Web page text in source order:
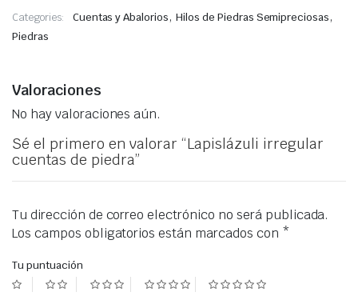
Categories: Cuentas y Abalorios,Hilos de Piedras Semipreciosas,
Piedras
Valoraciones
No hay valoraciones aún.
Sé el primero en valorar “Lapislázuli irregular
cuentas de piedra”
Tu dirección de correo electrónico no será publicada.
Los campos obligatorios están marcados con *
Tu puntuación